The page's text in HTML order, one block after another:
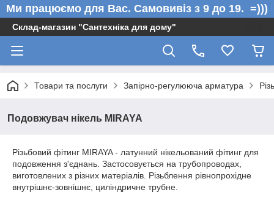
Ми працюємо для Вас. Самовивіз з 9 до 19. =)))
Склад-магазин "Сантехніка для дому"
Товари та послуги Запірно-регулююча арматура
Подовжувач нікель MIRAYA
Різьбовий фітинг MIRAYA - латунний нікельований фітинг для
подовження з'єднань. Застосовується на трубопроводах,
виготовлених з різних матеріалів. Різьблення рівнопрохідне
внутрішнє-зовнішнє, циліндричне трубне.